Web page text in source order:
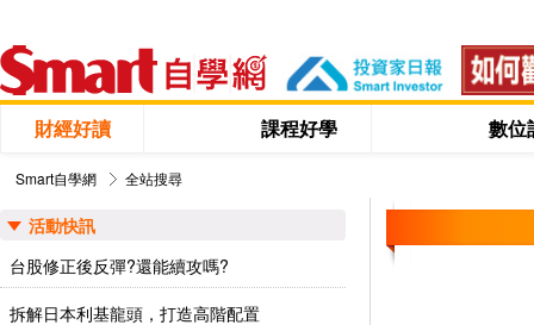
財經好讀 課程好學 數位
Smart自學網 全站搜尋
活動快訊
台股修正後反彈?還能續攻嗎?
拆解日本利基龍頭，打造高階配置